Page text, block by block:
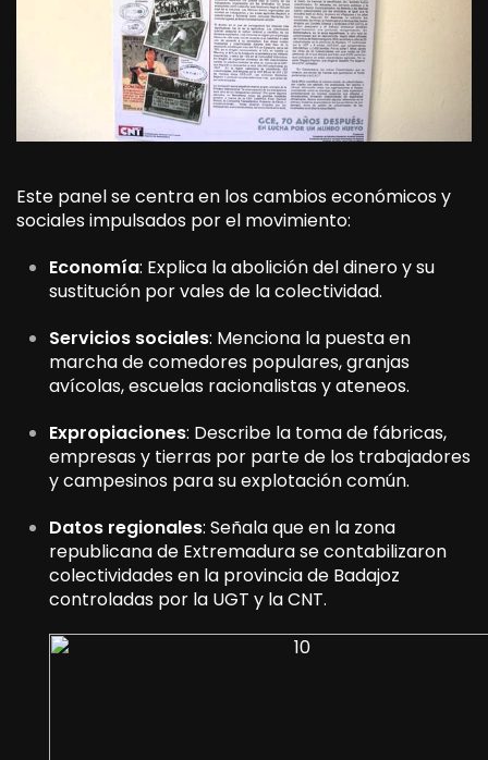
Este panel se centra en los cambios económicos y
sociales impulsados por el movimiento:
Economía: Explica la abolición del dinero y su
sustitución por vales de la colectividad.
Servicios sociales: Menciona la puesta en
marcha de comedores populares, granjas
avícolas, escuelas racionalistas y ateneos.
Expropiaciones: Describe la toma de fábricas,
empresas y tierras por parte de los trabajadores
y campesinos para su explotación común.
Datos regionales: Señala que en la zona
republicana de Extremadura se contabilizaron
colectividades en la provincia de Badajoz
controladas por la UGT y la CNT.